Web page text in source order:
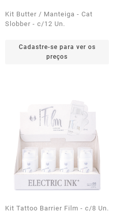
Kit Butter / Manteiga - Cat
Slobber - c/12 Un.
Cadastre-se para ver os
preços
Kit Tattoo Barrier Film - c/8 Un.